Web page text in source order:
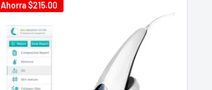
Ahorra$215.00